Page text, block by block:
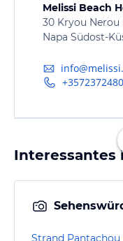
Melissi Beach
30 Kryou Nerou
Napa Südost-
Interessantes
Strand Pantachou